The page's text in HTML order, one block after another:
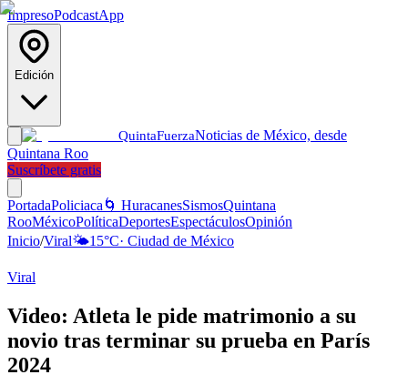
ImpresoPodcastApp
Edición
QuintaFuerzaNoticias de México, desde
Quintana Roo
Suscríbete gratis
PortadaPoliciaca 🌀 HuracanesSismosQuintana
RooMéxicoPolíticaDeportesEspectáculosOpinión
Inicio/Viral🌤️15°C· Ciudad de México
Viral
Video: Atleta le pide matrimonio a su
novio tras terminar su prueba en París
2024